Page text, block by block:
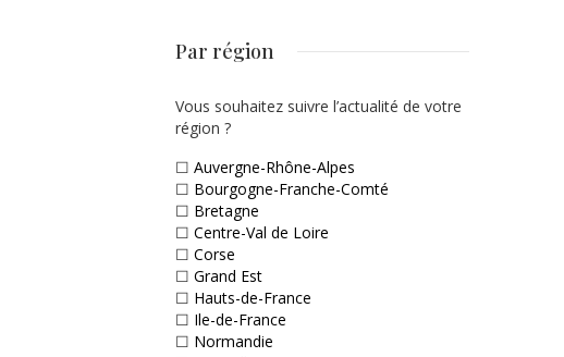
Par région
Vous souhaitez suivre l’actualité de votre
région ?
☐ Auvergne-Rhône-Alpes
☐ Bourgogne-Franche-Comté
☐ Bretagne
☐ Centre-Val de Loire
☐ Corse
☐ Grand Est
☐ Hauts-de-France
☐ Ile-de-France
☐ Normandie